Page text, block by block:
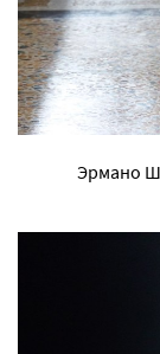
Эрмано